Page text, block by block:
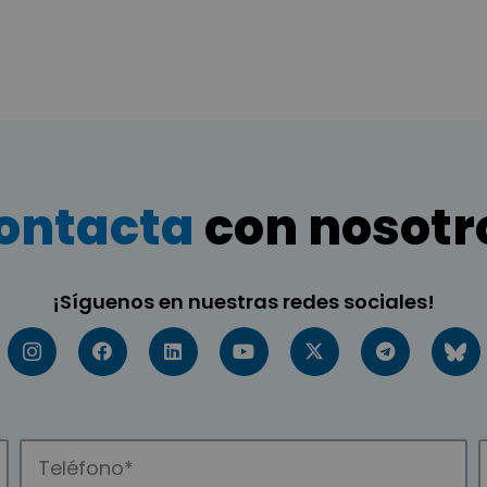
con
¡Síguenos en nuestras redes sociales!